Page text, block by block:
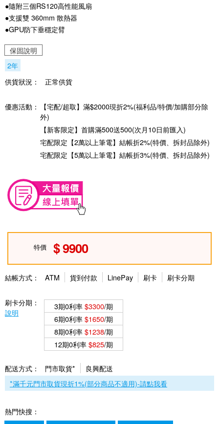
●隨附三個RS120高性能風扇
●支援雙 360mm 散熱器
●GPU防下垂穩定臂
保固說明
2年
供貨狀況：
正常供貨
優惠活動：
【宅配/超取】滿$2000現折2%(福利品/特價/加購部分除
外)
【新客限定】首購滿500送500(次月10日前匯入)
宅配限定【2萬以上筆電】結帳折2%(特價、拆封品除外)
宅配限定【5萬以上筆電】結帳折3%(特價、拆封品除外)
特價 9900
結帳方式： ATM 貨到付款 LinePay 刷卡 刷卡分期
刷卡分期：
說明
3期0利率$3300/期
6期0利率$1650/期
8期0利率$1238/期
12期0利率$825/期
配送方式： 門市取貨*
良興配送
*滿千元門市取貨現折1%(部分商品不適用)-請點我看
熱門快搜：